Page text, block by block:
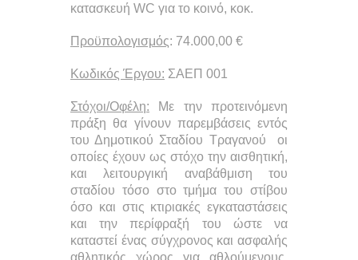
κατασκευή WC για το κοινό, κοκ.
Προϋπολογισμός: 74.000,00 €
Κωδικός Έργου: ΣΑΕΠ 001
Στόχοι/Οφέλη: Με την προτεινόμενη
πράξη θα γίνουν παρεμβάσεις εντός
του Δημοτικού Σταδίου Τραγανού οι
οποίες έχουν ως στόχο την αισθητική,
και λειτουργική αναβάθμιση του
σταδίου τόσο στο τμήμα του στίβου
όσο και στις κτιριακές εγκαταστάσεις
και την περίφραξή του ώστε να
καταστεί ένας σύγχρονος και ασφαλής